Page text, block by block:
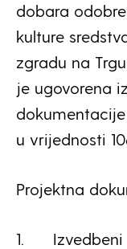
dobara
kulture
zgradu na
je ugovorena
dokumentacije
u vrijednosti
Projektna
1.